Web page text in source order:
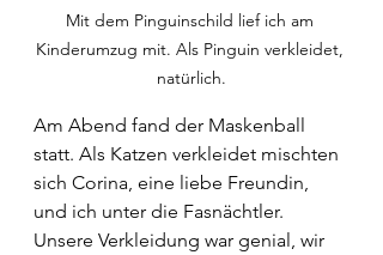
Mit dem Pinguinschild lief ich am
Kinderumzug mit. Als Pinguin verkleidet,
natürlich.
Am Abend fand der Maskenball
statt. Als Katzen verkleidet mischten
sich Corina, eine liebe Freundin,
und ich unter die Fasnächtler.
Unsere Verkleidung war genial, wir